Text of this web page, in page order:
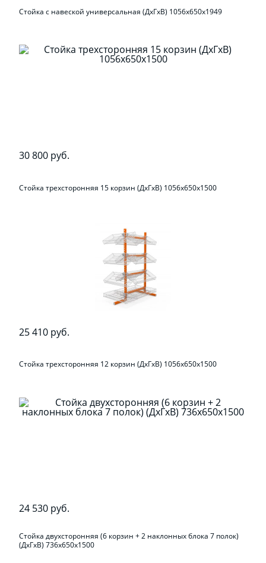
Стойка с навеской универсальная (ДхГхВ) 1056х650х1949
30 800 руб.
Стойка трехсторонняя 15 корзин (ДхГхВ) 1056х650х1500
25 410 руб.
Стойка трехсторонняя 12 корзин (ДхГхВ) 1056х650х1500
24 530 руб.
Стойка двухсторонняя (6 корзин + 2 наклонных блока 7 полок)
(ДхГхВ) 736х650х1500